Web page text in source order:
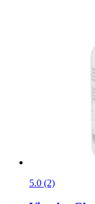
5.0 (2)